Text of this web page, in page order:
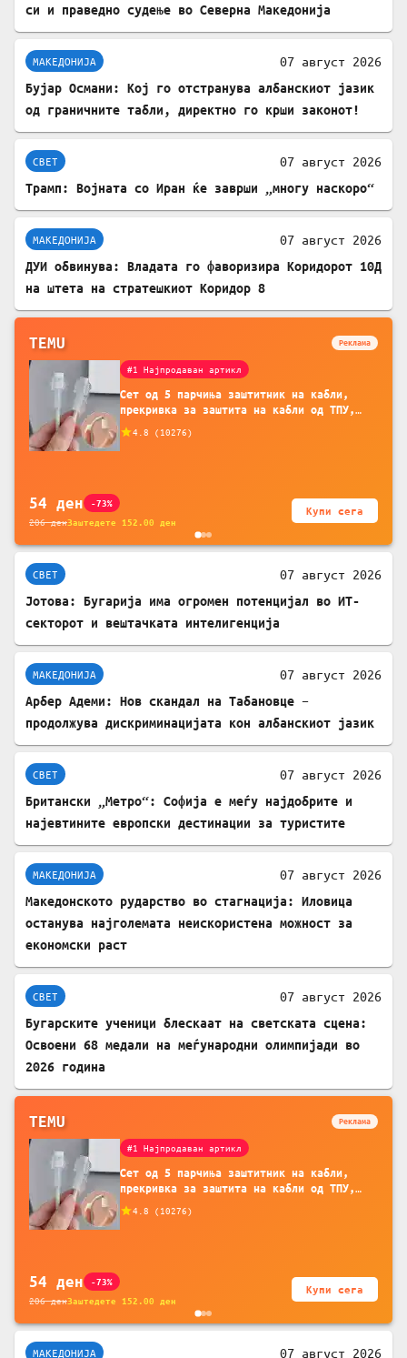
си и праведно судење во Северна Македонија
МАКЕДОНИЈА 07 август 2026
Бујар Османи: Кој го отстранува албанскиот јазик
од граничните табли, директно го крши законот!
СВЕТ 07 август 2026
Трамп: Војната со Иран ќе заврши „многу наскоро“
МАКЕДОНИЈА 07 август 2026
ДУИ обвинува: Владата го фаворизира Коридорот 10Д
на штета на стратешкиот Коридор 8
TEMU Реклама
#1 Најпродаван артикл
Сет од 5 парчиња заштитник на кабли,
прекривка за заштита на кабли од ТПУ,
додатоци за заштита на кабли, без
батерија, за мобилни телефони, комплет
4.8 ( 10276)
54 ден -73%
206денЗаштедете 152.00 ден
Купи сега
СВЕТ 07 август 2026
Јотова: Бугарија има огромен потенцијал во ИТ-
секторот и вештачката интелигенција
МАКЕДОНИЈА 07 август 2026
Арбер Адеми: Нов скандал на Табановце –
продолжува дискриминацијата кон албанскиот јазик
СВЕТ 07 август 2026
Британски „Метро“: Софија е меѓу најдобрите и
најевтините европски дестинации за туристите
МАКЕДОНИЈА 07 август 2026
Македонското рударство во стагнација: Иловица
останува најголемата неискористена можност за
економски раст
СВЕТ 07 август 2026
Бугарските ученици блескаат на светската сцена:
Освоени 68 медали на меѓународни олимпијади во
2026 година
TEMU Реклама
#1 Најпродаван артикл
Сет од 5 парчиња заштитник на кабли,
прекривка за заштита на кабли од ТПУ,
додатоци за заштита на кабли, без
батерија, за мобилни телефони, комплет
4.8 ( 10276)
54 ден -73%
206денЗаштедете 152.00 ден
Купи сега
МАКЕДОНИЈА 07 август 2026